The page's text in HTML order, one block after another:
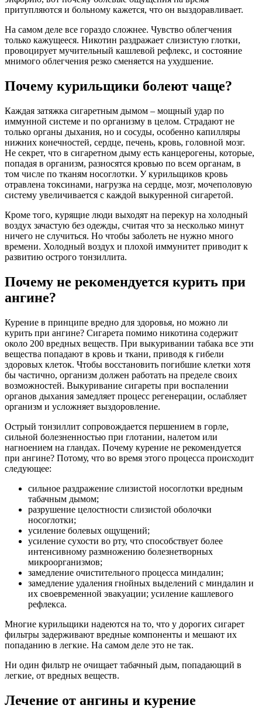
притупляются и больному кажется, что он выздоравливает.
На самом деле все гораздо сложнее. Чувство облегчения
только кажущееся. Никотин раздражает слизистую глотки,
провоцирует мучительный кашлевой рефлекс, и состояние
мнимого облегчения резко сменяется на ухудшение.
Почему курильщики болеют чаще?
Каждая затяжка сигаретным дымом – мощный удар по
иммунной системе и по организму в целом. Страдают не
только органы дыхания, но и сосуды, особенно капилляры
нижних конечностей, сердце, печень, кровь, головной мозг.
Не секрет, что в сигаретном дыму есть канцерогены, которые,
попадая в организм, разносятся кровью по всем органам, в
том числе по тканям носоглотки. У курильщиков кровь
отравлена токсинами, нагрузка на сердце, мозг, мочеполовую
систему увеличивается с каждой выкуренной сигаретой.
Кроме того, курящие люди выходят на перекур на холодный
воздух зачастую без одежды, считая что за несколько минут
ничего не случиться. Но чтобы заболеть не нужно много
времени. Холодный воздух и плохой иммунитет приводит к
развитию острого тонзиллита.
Почему не рекомендуется курить при
ангине?
Курение в принципе вредно для здоровья, но можно ли
курить при ангине? Сигарета помимо никотина содержит
около 200 вредных веществ. При выкуривании табака все эти
вещества попадают в кровь и ткани, приводя к гибели
здоровых клеток. Чтобы восстановить погибшие клетки хотя
бы частично, организм должен работать на пределе своих
возможностей. Выкуривание сигареты при воспалении
органов дыхания замедляет процесс регенерации, ослабляет
организм и усложняет выздоровление.
Острый тонзиллит сопровождается першением в горле,
сильной болезненностью при глотании, налетом или
нагноением на гландах. Почему курение не рекомендуется
при ангине? Потому, что во время этого процесса происходит
следующее:
сильное раздражение слизистой носоглотки вредным
табачным дымом;
разрушение целостности слизистой оболочки
носоглотки;
усиление болевых ощущений;
усиление сухости во рту, что способствует более
интенсивному размножению болезнетворных
микроорганизмов;
замедление очистительного процесса миндалин;
замедление удаления гнойных выделений с миндалин и
их своевременной эвакуации; усиление кашлевого
рефлекса.
Многие курильщики надеются на то, что у дорогих сигарет
фильтры задерживают вредные компоненты и мешают их
попаданию в легкие. На самом деле это не так.
Ни один фильтр не очищает табачный дым, попадающий в
легкие, от вредных веществ.
Лечение от ангины и курение